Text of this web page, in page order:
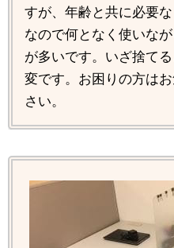
すが、年齢と共に必要
なので何となく使いな
が多いです。いざ捨て
変です。お困りの方は
さい。